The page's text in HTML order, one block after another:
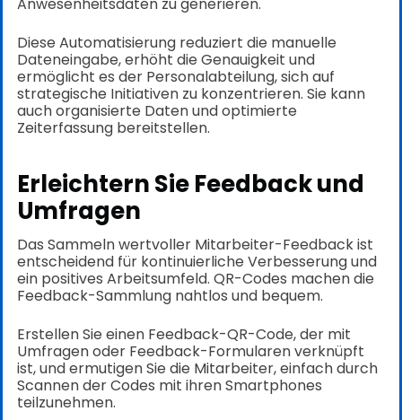
Diese Automatisierung reduziert die manuelle
Dateneingabe, erhöht die Genauigkeit und
ermöglicht es der Personalabteilung, sich auf
strategische Initiativen zu konzentrieren. Sie kann
auch organisierte Daten und optimierte
Zeiterfassung bereitstellen.
Erleichtern Sie Feedback und
Umfragen
Das Sammeln wertvoller Mitarbeiter-Feedback ist
entscheidend für kontinuierliche Verbesserung und
ein positives Arbeitsumfeld. QR-Codes machen die
Feedback-Sammlung nahtlos und bequem.
Erstellen Sie einen Feedback-QR-Code, der mit
Umfragen oder Feedback-Formularen verknüpft
ist, und ermutigen Sie die Mitarbeiter, einfach durch
Scannen der Codes mit ihren Smartphones
teilzunehmen.